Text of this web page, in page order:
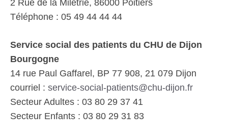
2 Rue de la Milétrie, 86000 Poitiers
Téléphone : 05 49 44 44 44
Service social des patients du CHU de Dijon
Bourgogne
14 rue Paul Gaffarel, BP 77 908, 21 079 Dijon
courriel : service-social-patients@chu-dijon.fr
Secteur Adultes : 03 80 29 37 41
Secteur Enfants : 03 80 29 31 83